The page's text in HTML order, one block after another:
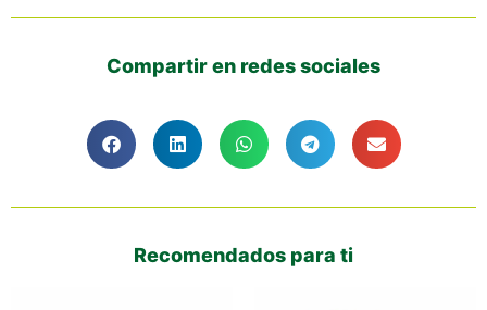
Compartir en redes sociales
Recomendados para ti